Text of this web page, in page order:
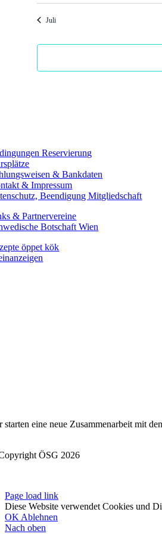
Juli
Reservierung
& Bankdaten
& Impressum
Beendigung Mitgliedschaft
& Partnervereine
Botschaft Wien
öppet kök
starteneine neue Zusammenarbeit mit
ÖSG 2026
Page load link
Diese Website verwendet Cookies und
OK Ablehnen
Nach oben